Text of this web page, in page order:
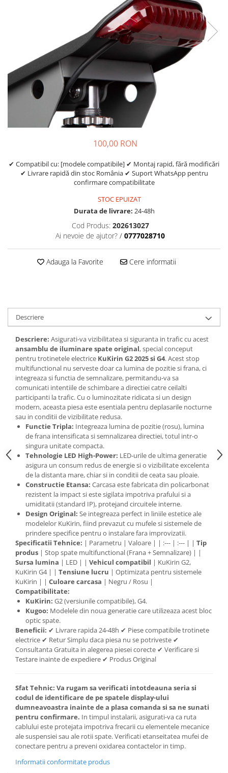
https://www.doctortrotineta.ro/lumini
https://www.doctortrotineta.ro/cadru
Aparatori (aripi)
Cricuri trotineta
100,00 RON
✔ Compatibil cu: [modele compatibile] ✔ Montaj rapid, fără modificări
✔ Livrare rapidă din stoc România ✔ Suport WhatsApp pentru
confirmare compatibilitate
STOC EPUIZAT
Durata de livrare: 24-48h
Cod Produs: 202613027
Ai nevoie de ajutor? / 0777028710
Adauga la Favorite Cere informatii
Descriere
Descriere: Asigurati-va vizibilitatea si siguranta in trafic cu acest
ansamblu de iluminare spate original, special conceput
pentru trotinetele electrice KuKirin G2 2025 si G4. Acest stop
multifunctional nu serveste doar ca lumina de pozitie si frana, ci
integreaza si functia de semnalizare, permitandu-va sa
comunicati intentiile de schimbare a directiei catre ceilalti
participanti la trafic. Cu o luminozitate ridicata si un design
modern, aceasta piesa este esentiala pentru deplasarile nocturne
sau in conditii de vizibilitate redusa.
Functie Tripla: Integreaza lumina de pozitie (rosu), lumina
de frana intensificata si semnalizarea directiei, totul intr-o
singura unitate compacta.
Tehnologie LED High-Power: LED-urile de ultima generatie
asigura un consum redus de energie si o vizibilitate excelenta
de la distanta mare, chiar si in conditii de ceata sau ploaie.
Constructie Etansa: Carcasa este fabricata din policarbonat
rezistent la impact si este sigilata impotriva prafului si a
umiditatii (standard IP), protejand circuitele interne.
Design Original: Se integreaza perfect in liniile estetice ale
modelelor KuKirin, fiind prevazut cu mufele si sistemele de
prindere specifice pentru o instalare fara improvizatii.
Specificatii Tehnice: | Parametru | Valoare | | :--- | :--- | | Tip
produs | Stop spate multifunctional (Frana + Semnalizare) | |
Sursa lumina | LED | | Vehicul compatibil | KuKirin G2,
KuKirin G4 | | Tensiune lucru | Optimizata pentru sistemele
KuKirin | | Culoare carcasa | Negru / Rosu |
Compatibilitate:
KuKirin: G2 (versiunile compatibile), G4.
Kugoo: Modelele din noua generatie care utilizeaza acest bloc
optic spate.
Beneficii: ✔ Livrare rapida 24-48h ✔ Piese compatibile trotinete
electrice ✔ Retur Simplu daca piesa nu se potriveste ✔
Consultanta Gratuita in alegerea piesei corecte ✔ Verificare si
Testare inainte de expediere ✔ Produs Original
Sfat Tehnic: Va rugam sa verificati intotdeauna seria si
codul de identificare de pe spatele display-ului
dumneavoastra inainte de a plasa comanda si sa ne sunati
pentru confirmare. In timpul instalarii, asigurati-va ca ruta
cablului este protejata impotriva frecarii cu elementele mecanice
ale suspensiei sau ale rotii spate. Verificati etanseitatea mufei de
conectare pentru a preveni oxidarea contactelor in timp.
Informatii conformitate produs